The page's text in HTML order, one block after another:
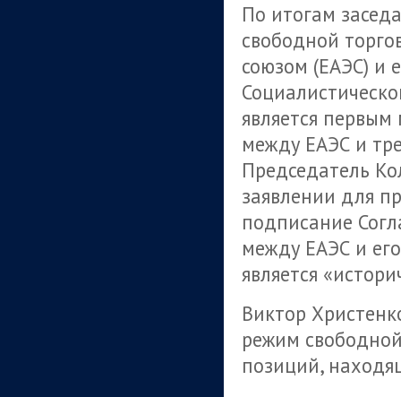
По итогам
свободной
союзом (ЕАЭС) и
является
между ЕАЭС и
Председатель
заявлении для
подписание
между ЕАЭС и
является
Виктор
режим
позиций,